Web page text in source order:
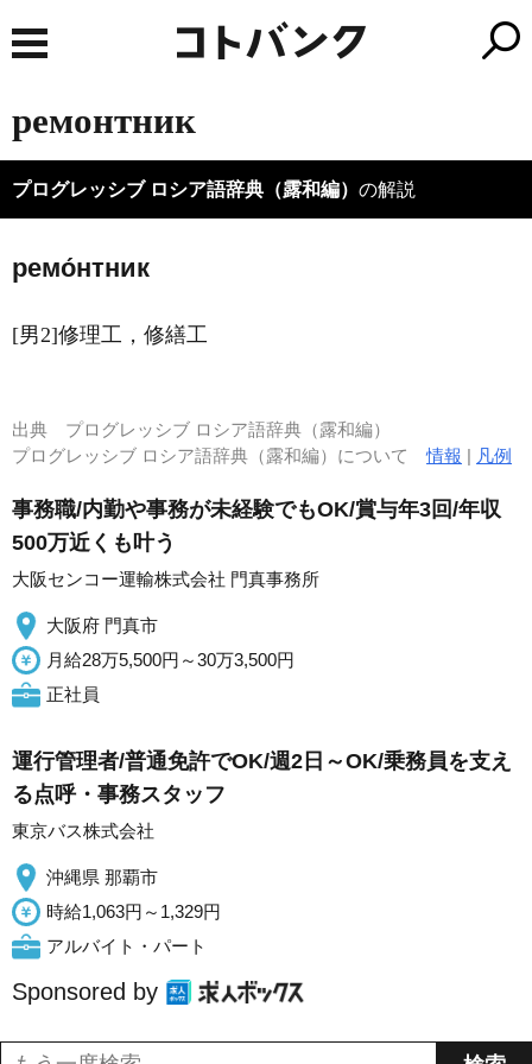
ремонтник
プログレッシブ ロシア語辞典（露和編） の解説
ремо́нтник
[男2]修理工，修繕工
出典 プログレッシブ ロシア語辞典（露和編）
プログレッシブ ロシア語辞典（露和編）について情報 | 凡例
事務職/内勤や事務が未経験でもOK/賞与年3回/年収
500万近くも叶う
大阪センコー運輸株式会社 門真事務所
大阪府 門真市
月給28万5,500円～30万3,500円
正社員
運行管理者/普通免許でOK/週2日～OK/乗務員を支え
る点呼・事務スタッフ
東京バス株式会社
沖縄県 那覇市
時給1,063円～1,329円
アルバイト・パート
Sponsored by